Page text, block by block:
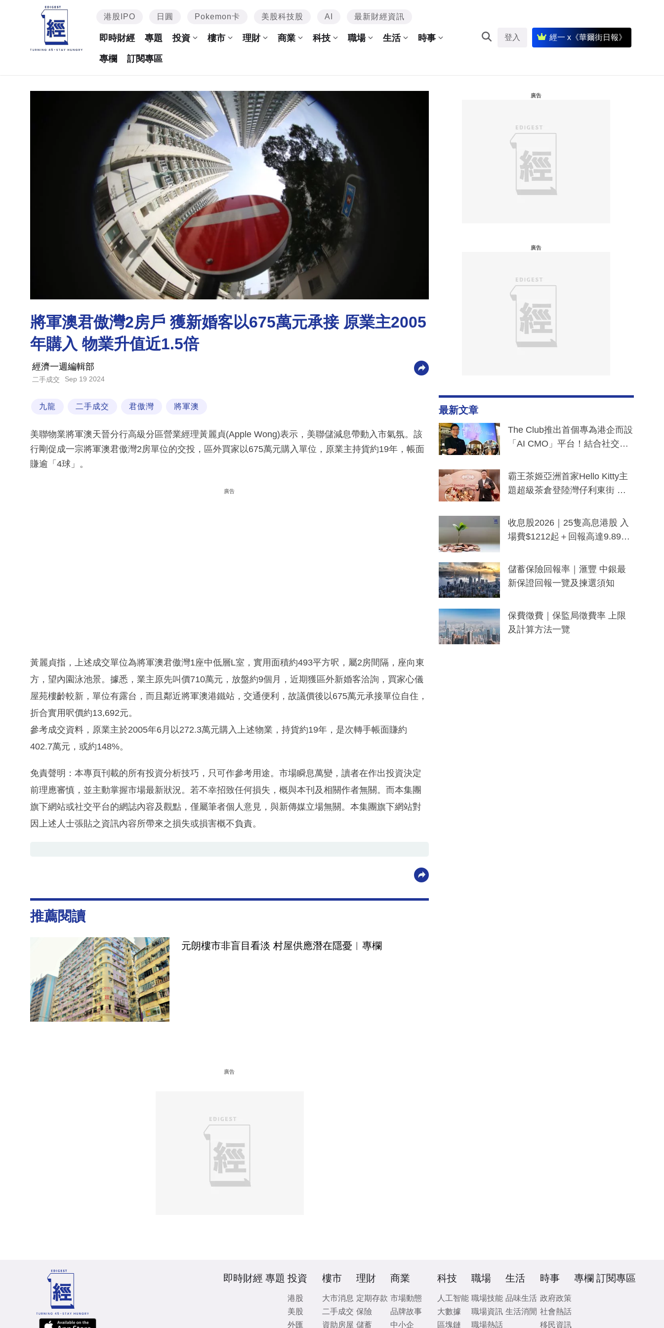
港股IPO 日圓 Pokemon卡 美股科技股 AI 最新財經資訊
即時財經 專題 投資 樓市 理財 商業 科技 職場 生活 時事
專欄 訂閱專區
登入 經一 x《華爾街日報》
將軍澳君傲灣2房戶 獲新婚客以675萬元承接 原業主2005
年購入 物業升值近1.5倍
經濟一週編輯部
二手成交 Sep 19 2024
九龍 二手成交 君傲灣 將軍澳
美聯物業將軍澳天晉分行高級分區營業經理黃麗貞(Apple Wong)表示，美聯儲減息帶動入市氣氛。該
行剛促成一宗將軍澳君傲灣2房單位的交投，區外買家以675萬元購入單位，原業主持貨約19年，帳面
賺逾「4球」。
廣告
黃麗貞指，上述成交單位為將軍澳君傲灣1座中低層L室，實用面積約493平方呎，屬2房間隔，座向東
方，望內園泳池景。據悉，業主原先叫價710萬元，放盤約9個月，近期獲區外新婚客洽詢，買家心儀
屋苑樓齡較新，單位有露台，而且鄰近將軍澳港鐵站，交通便利，故議價後以675萬元承接單位自住，
折合實用呎價約13,692元。
參考成交資料，原業主於2005年6月以272.3萬元購入上述物業，持貨約19年，是次轉手帳面賺約
402.7萬元，或約148%。
免責聲明：本專頁刊載的所有投資分析技巧，只可作參考用途。市場瞬息萬變，讀者在作出投資決定
前理應審慎，並主動掌握市場最新狀況。若不幸招致任何損失，概與本刊及相關作者無關。而本集團
旗下網站或社交平台的網誌內容及觀點，僅屬筆者個人意見，與新傳媒立場無關。本集團旗下網站對
因上述人士張貼之資訊內容所帶來之損失或損害概不負責。
推薦閱讀
元朗樓市非盲目看淡 村屋供應潛在隱憂︳專欄
廣告
廣告
廣告
最新文章
The Club推出首個專為港企而設
「AI CMO」平台！結合社交聆
分鐘生成「貼地」宣傳短片
霸王茶姬亞洲首家Hello Kitty主
題超級茶倉登陸灣仔利東街 推
y及香港限定特調系列
收息股2026｜25隻高息港股 入
場費$1212起＋回報高達9.89
儲蓄保險回報率｜滙豐 中銀最
新保證回報一覽及揀選須知
保費徵費｜保監局徵費率 上限
及計算方法一覽
即時財經 專題 投資
港股
美股
外匯
樓市
大市消息
二手成交
資助房屋
理財
定期存款
保險
儲蓄
商業
市場動態
品牌故事
中小企
科技
人工智能
大數據
區塊鏈
職場
職場技能
職場資訊
職場熱話
生活
品味生活
生活消閒
時事
政府政策
社會熱話
移民資訊
專欄 訂閱專區